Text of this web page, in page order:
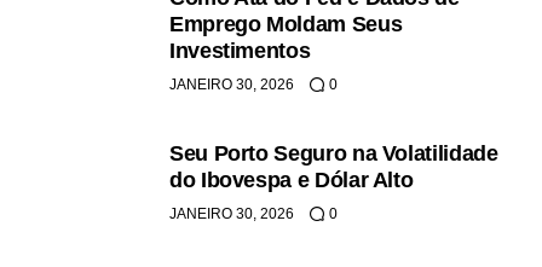
Emprego Moldam Seus
Investimentos
JANEIRO 30, 2026 0
Seu Porto Seguro na Volatilidade
do Ibovespa e Dólar Alto
JANEIRO 30, 2026 0